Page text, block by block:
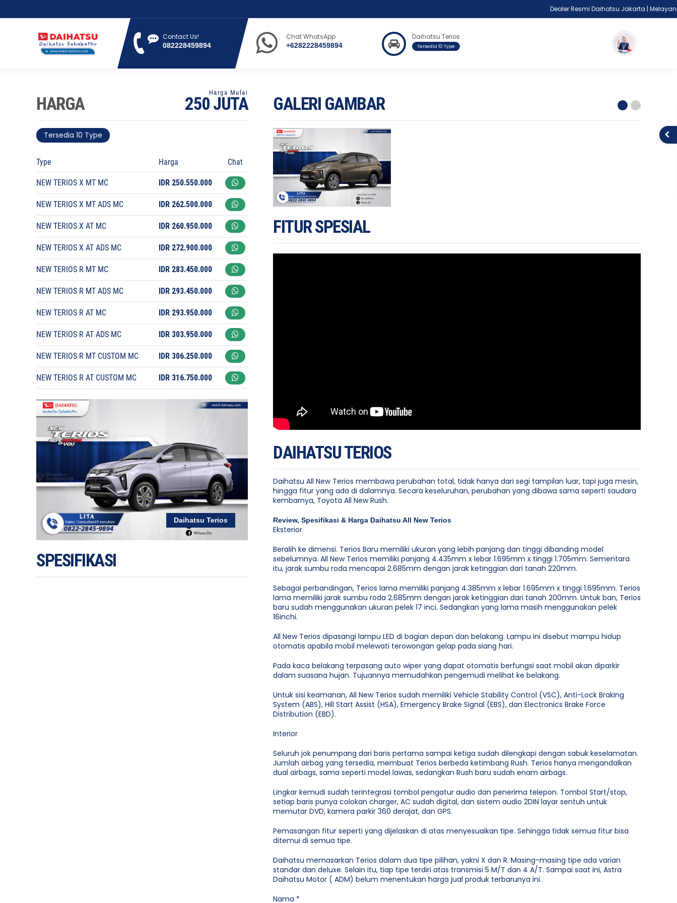
Dealer Resmi Daihatsu Jakarta | Melayani
Contact Us!
082228459894
Chat WhatsApp
+6282228459894
Daihatsu Terios
Tersedia 10 Type
HARGA 250 JUTA
Tersedia 10 Type
Type Harga Chat
NEW TERIOS X MT MC IDR 250.550.000
NEW TERIOS X MT ADS MC IDR 262.500.000
NEW TERIOS X AT MC IDR 260.950.000
NEW TERIOS X AT ADS MC IDR 272.900.000
NEW TERIOS R MT MC IDR 283.450.000
NEW TERIOS R MT ADS MC IDR 293.450.000
NEW TERIOS R AT MC IDR 293.950.000
NEW TERIOS R AT ADS MC IDR 303.950.000
NEW TERIOS R MT CUSTOM MC IDR 306.250.000
NEW TERIOS R AT CUSTOM MC IDR 316.750.000
Daihatsu Terios
SPESIFIKASI
GALERI GAMBAR
FITUR SPESIAL
DAIHATSU TERIOS
Daihatsu All New Terios membawa perubahan total, tidak hanya dari segi tampilan luar, tapi juga mesin,
hingga fitur yang ada di dalamnya. Secara keseluruhan, perubahan yang dibawa sama seperti saudara
kembarnya, Toyota All New Rush.
Review, Spesifikasi & Harga Daihatsu All New Terios
Eksterior
Beralih ke dimensi. Terios Baru memiliki ukuran yang lebih panjang dan tinggi dibanding model
sebelumnya. All New Terios memiliki panjang 4.435mm x lebar 1.695mm x tinggi 1.705mm. Sementara
itu, jarak sumbu roda mencapai 2.685mm dengan jarak ketinggian dari tanah 220mm.
Sebagai perbandingan, Terios lama memiliki panjang 4.385mm x lebar 1.695mm x tinggi 1.695mm. Terios
lama memiliki jarak sumbu roda 2.685mm dengan jarak ketinggian dari tanah 200mm. Untuk ban, Terios
baru sudah menggunakan ukuran pelek 17 inci. Sedangkan yang lama masih menggunakan pelek
16inchi.
All New Terios dipasangi lampu LED di bagian depan dan belakang. Lampu ini disebut mampu hidup
otomatis apabila mobil melewati terowongan gelap pada siang hari.
Pada kaca belakang terpasang auto wiper yang dapat otomatis berfungsi saat mobil akan diparkir
dalam suasana hujan. Tujuannya memudahkan pengemudi melihat ke belakang.
Untuk sisi keamanan, All New Terios sudah memiliki Vehicle Stability Control (VSC), Anti-Lock Braking
System (ABS), Hill Start Assist (HSA), Emergency Brake Signal (EBS), dan Electronics Brake Force
Distribution (EBD).
Interior
Seluruh jok penumpang dari baris pertama sampai ketiga sudah dilengkapi dengan sabuk keselamatan.
Jumlah airbag yang tersedia, membuat Terios berbeda ketimbang Rush. Terios hanya mengandalkan
dual airbags, sama seperti model lawas, sedangkan Rush baru sudah enam airbags.
Lingkar kemudi sudah terintegrasi tombol pengatur audio dan penerima telepon. Tombol Start/stop,
setiap baris punya colokan charger, AC sudah digital, dan sistem audio 2DIN layar sentuh untuk
memutar DVD, kamera parkir 360 derajat, dan GPS.
Pemasangan fitur seperti yang dijelaskan di atas menyesuaikan tipe. Sehingga tidak semua fitur bisa
ditemui di semua tipe.
Daihatsu memasarkan Terios dalam dua tipe pilihan, yakni X dan R. Masing-masing tipe ada varian
standar dan deluxe. Selain itu, tiap tipe terdiri atas transmisi 5 M/T dan 4 A/T. Sampai saat ini, Astra
Daihatsu Motor ( ADM) belum menentukan harga jual produk terbarunya ini.
Nama *